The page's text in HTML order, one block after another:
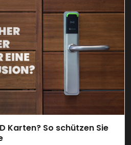
Karten? So schützen Sie